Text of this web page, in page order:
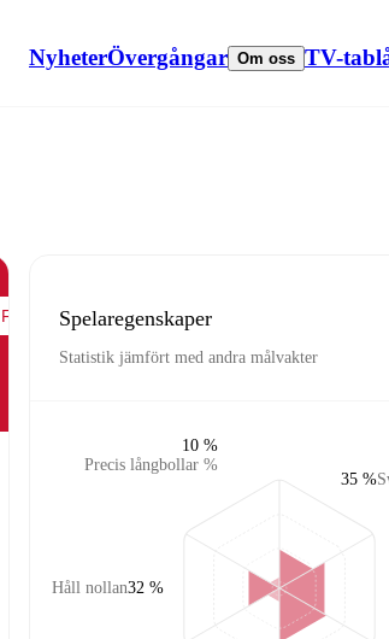
NyheterÖvergångar Om oss TV-
Följ Spelaregenskaper
Statistik jämfört med andra målvakter
Precis långbollar %
10 %
Håll nollan32 %
35 %